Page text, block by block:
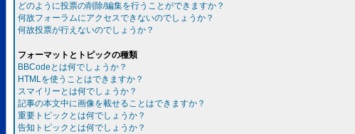
どのように投票の削除/編集を行うことができますか？
何故フォーラムにアクセスできないのでしょうか？
何故投票が行えないのでしょうか？
フォーマットとトピックの種類
BBCodeとは何でしょうか？
HTMLを使うことはできますか？
スマイリーとは何でしょうか？
記事の本文中に画像を載せることはできますか？
重要トピックとは何でしょうか？
告知トピックとは何でしょうか？